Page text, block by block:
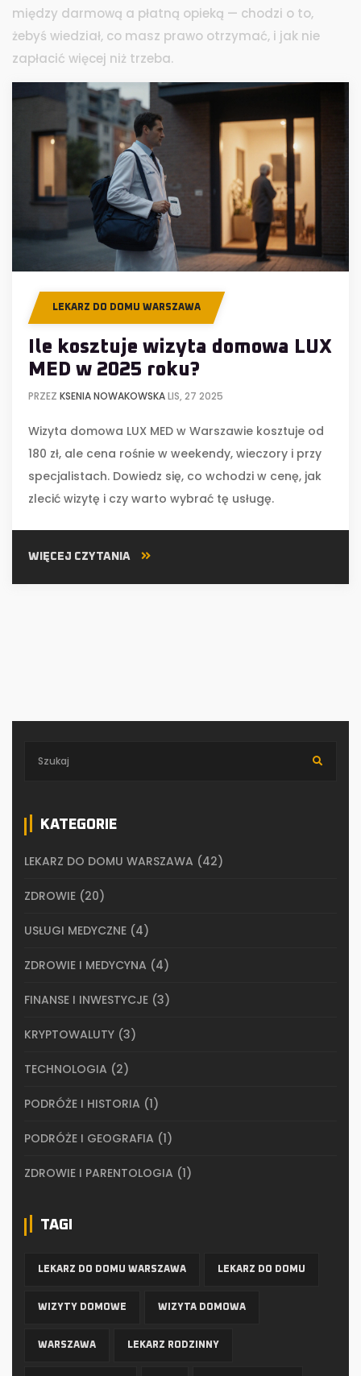
między darmową a płatną opieką — chodzi o to,
żebyś wiedział, co masz prawo otrzymać, i jak nie
zapłacić więcej niż trzeba.
LEKARZ DO DOMU WARSZAWA
Ile kosztuje wizyta domowa LUX
MED w 2025 roku?
PRZEZ KSENIA NOWAKOWSKALIS, 27 2025
Wizyta domowa LUX MED w Warszawie kosztuje od
180 zł, ale cena rośnie w weekendy, wieczory i przy
specjalistach. Dowiedz się, co wchodzi w cenę, jak
zlecić wizytę i czy warto wybrać tę usługę.
WIĘCEJ CZYTANIA
KATEGORIE
LEKARZ DO DOMU WARSZAWA (42)
ZDROWIE (20)
USŁUGI MEDYCZNE (4)
ZDROWIE I MEDYCYNA (4)
FINANSE I INWESTYCJE (3)
KRYPTOWALUTY (3)
TECHNOLOGIA (2)
PODRÓŻE I HISTORIA (1)
PODRÓŻE I GEOGRAFIA (1)
ZDROWIE I PARENTOLOGIA (1)
TAGI
LEKARZ DO DOMU WARSZAWA LEKARZ DO DOMU
WIZYTY DOMOWE WIZYTA DOMOWA
WARSZAWA LEKARZ RODZINNY